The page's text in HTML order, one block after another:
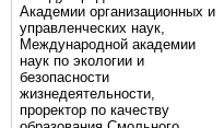
Академии организационных и
управленческих наук,
Международной академии
наук по экологии и
безопасности
жизнедеятельности,
проректор по качеству